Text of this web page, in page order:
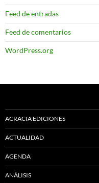
Feed de entradas
Feed de comentarios
WordPress.org
ACRACIA EDICIONES
ACTUALIDAD
AGENDA
ANÁLISIS